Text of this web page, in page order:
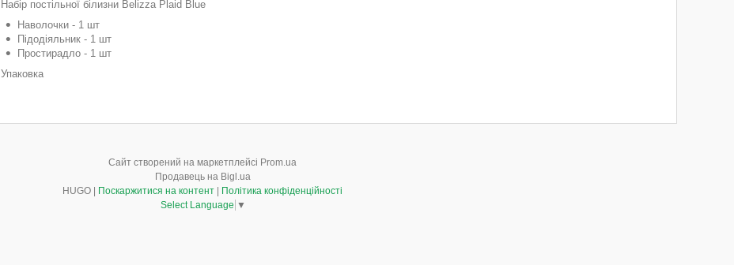
Набір постільної білизни Belizza Plaid Blue
Наволочки - 1 шт
Підодіяльник - 1 шт
Простирадло - 1 шт
Упаковка
Сайт створений на маркетплейсі Prom.ua
Продавець на Bigl.ua
HUGO | Поскаржитися на контент | Політика конфіденційності
Select Language ▼